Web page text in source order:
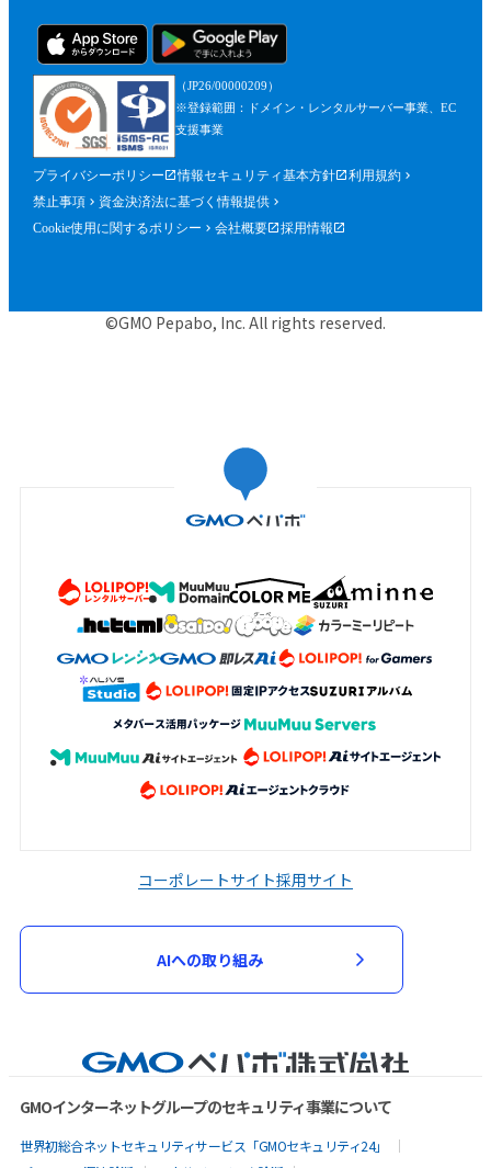
（JP26/00000209）
※登録範囲：ドメイン・レンタルサーバー事業、EC
支援事業
プライバシーポリシー 情報セキュリティ基本方針
利用規約
禁止事項
資金決済法に基づく情報提供
Cookie使用に関するポリシー
会社概要 採用情報
©GMO Pepabo, Inc. All rights reserved.
コーポレートサイト採用サイト
AIへの取り組み
GMOインターネットグループのセキュリティ事業について
世界初総合ネットセキュリティサービス「GMOセキュリティ24」